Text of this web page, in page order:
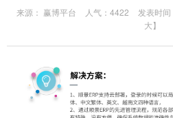
来源： 赢博平台 人气：4422 发表时
大】